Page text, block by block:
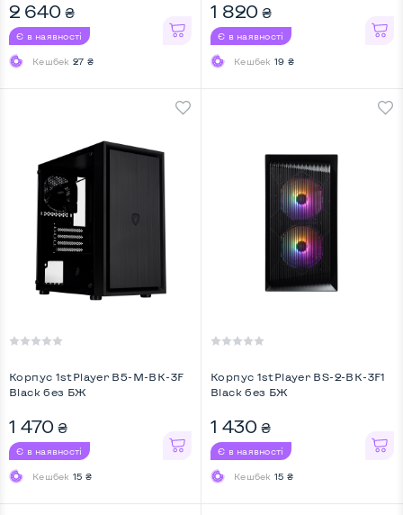
2 640 ₴
Є в наявності
Кешбек 27 ₴
1 820 ₴
Є в наявності
Кешбек 19 ₴
Корпус 1stPlayer B5-M-BK-3F
Black без БЖ
1 470 ₴
Є в наявності
Кешбек 15 ₴
Корпус 1stPlayer BS-2-BK-3F1
Black без БЖ
1 430 ₴
Є в наявності
Кешбек 15 ₴